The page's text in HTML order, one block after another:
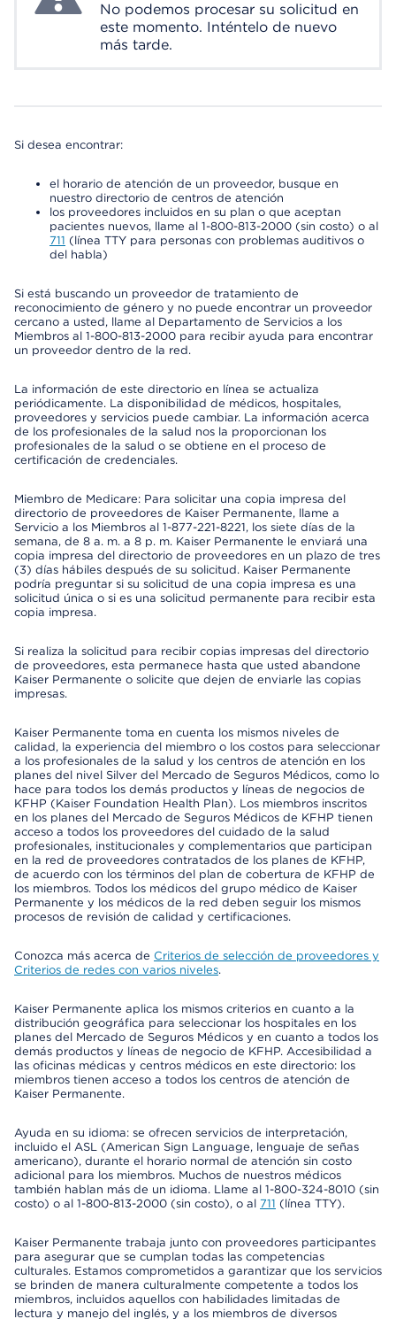
No podemos procesar su solicitud en
este momento. Inténtelo de nuevo
más tarde.
Si desea encontrar:
el horario de atención de un proveedor, busque en
nuestro directorio de centros de atención
los proveedores incluidos en su plan o que aceptan
pacientes nuevos, llame al 1-800-813-2000 (sin costo) o al
711 (línea TTY para personas con problemas auditivos o
del habla)
Si está buscando un proveedor de tratamiento de
reconocimiento de género y no puede encontrar un proveedor
cercano a usted, llame al Departamento de Servicios a los
Miembros al 1-800-813-2000 para recibir ayuda para encontrar
un proveedor dentro de la red.
La información de este directorio en línea se actualiza
periódicamente. La disponibilidad de médicos, hospitales,
proveedores y servicios puede cambiar. La información acerca
de los profesionales de la salud nos la proporcionan los
profesionales de la salud o se obtiene en el proceso de
certificación de credenciales.
Miembro de Medicare: Para solicitar una copia impresa del
directorio de proveedores de Kaiser Permanente, llame a
Servicio a los Miembros al 1-877-221-8221, los siete días de la
semana, de 8 a. m. a 8 p. m. Kaiser Permanente le enviará una
copia impresa del directorio de proveedores en un plazo de tres
(3) días hábiles después de su solicitud. Kaiser Permanente
podría preguntar si su solicitud de una copia impresa es una
solicitud única o si es una solicitud permanente para recibir esta
copia impresa.
Si realiza la solicitud para recibir copias impresas del directorio
de proveedores, esta permanece hasta que usted abandone
Kaiser Permanente o solicite que dejen de enviarle las copias
impresas.
Kaiser Permanente toma en cuenta los mismos niveles de
calidad, la experiencia del miembro o los costos para seleccionar
a los profesionales de la salud y los centros de atención en los
planes del nivel Silver del Mercado de Seguros Médicos, como lo
hace para todos los demás productos y líneas de negocios de
KFHP (Kaiser Foundation Health Plan). Los miembros inscritos
en los planes del Mercado de Seguros Médicos de KFHP tienen
acceso a todos los proveedores del cuidado de la salud
profesionales, institucionales y complementarios que participan
en la red de proveedores contratados de los planes de KFHP,
de acuerdo con los términos del plan de cobertura de KFHP de
los miembros. Todos los médicos del grupo médico de Kaiser
Permanente y los médicos de la red deben seguir los mismos
procesos de revisión de calidad y certificaciones.
Conozca más acerca de Criterios de selección de proveedores y
Criterios de redes con varios niveles.
Kaiser Permanente aplica los mismos criterios en cuanto a la
distribución geográfica para seleccionar los hospitales en los
planes del Mercado de Seguros Médicos y en cuanto a todos los
demás productos y líneas de negocio de KFHP. Accesibilidad a
las oficinas médicas y centros médicos en este directorio: los
miembros tienen acceso a todos los centros de atención de
Kaiser Permanente.
Ayuda en su idioma: se ofrecen servicios de interpretación,
incluido el ASL (American Sign Language, lenguaje de señas
americano), durante el horario normal de atención sin costo
adicional para los miembros. Muchos de nuestros médicos
también hablan más de un idioma. Llame al 1-800-324-8010 (sin
costo) o al 1-800-813-2000 (sin costo), o al 711 (línea TTY).
Kaiser Permanente trabaja junto con proveedores participantes
para asegurar que se cumplan todas las competencias
culturales. Estamos comprometidos a garantizar que los servicios
se brinden de manera culturalmente competente a todos los
miembros, incluidos aquellos con habilidades limitadas de
lectura y manejo del inglés, y a los miembros de diversos